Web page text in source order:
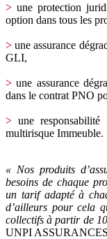
> une protection
option dans tous les
> une assurance
GLI,
> une assurance
dans le contrat PNO
> une
multirisque Immeuble.
« Nos produits
besoins de chaque
un tarif adapté à
d’ailleurs pour cela
collectifs à partir de
UNPI